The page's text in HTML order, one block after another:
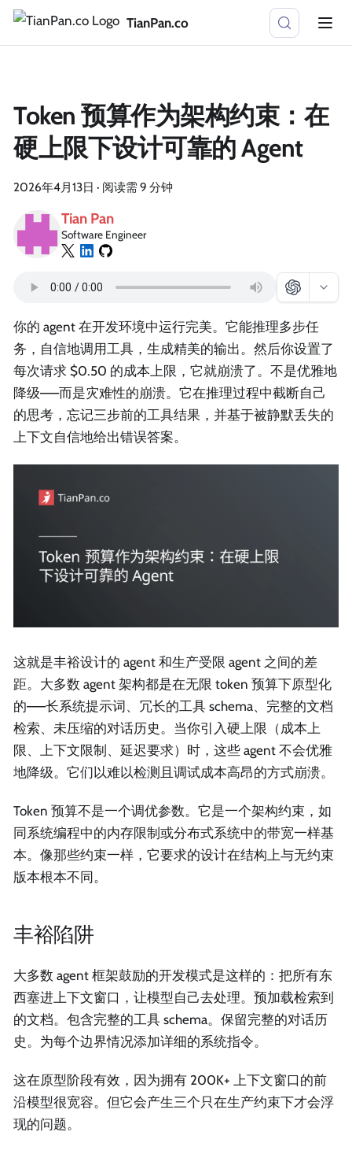
TianPan.co
Token 预算作为架构约束：在
硬上限下设计可靠的 Agent
2026年4月13日 · 阅读需 9 分钟
Tian Pan
Software Engineer
你的 agent 在开发环境中运行完美。它能推理多步任
务，自信地调用工具，生成精美的输出。然后你设置了
每次请求 $0.50 的成本上限，它就崩溃了。不是优雅地
降级——而是灾难性的崩溃。它在推理过程中截断自己
的思考，忘记三步前的工具结果，并基于被静默丢失的
上下文自信地给出错误答案。
这就是丰裕设计的 agent 和生产受限 agent 之间的差
距。大多数 agent 架构都是在无限 token 预算下原型化
的——长系统提示词、冗长的工具 schema、完整的文档
检索、未压缩的对话历史。当你引入硬上限（成本上
限、上下文限制、延迟要求）时，这些 agent 不会优雅
地降级。它们以难以检测且调试成本高昂的方式崩溃。
Token 预算不是一个调优参数。它是一个架构约束，如
同系统编程中的内存限制或分布式系统中的带宽一样基
本。像那些约束一样，它要求的设计在结构上与无约束
版本根本不同。
丰裕陷阱
大多数 agent 框架鼓励的开发模式是这样的：把所有东
西塞进上下文窗口，让模型自己去处理。预加载检索到
的文档。包含完整的工具 schema。保留完整的对话历
史。为每个边界情况添加详细的系统指令。
这在原型阶段有效，因为拥有 200K+ 上下文窗口的前
沿模型很宽容。但它会产生三个只在生产约束下才会浮
现的问题。